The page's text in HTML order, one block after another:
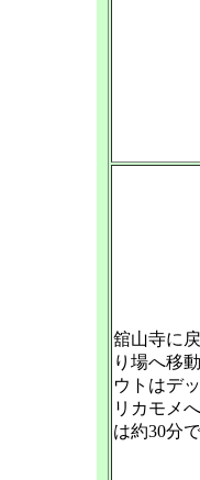
舘山寺に
り場へ移
ウトはデ
リカモメ
は約30分